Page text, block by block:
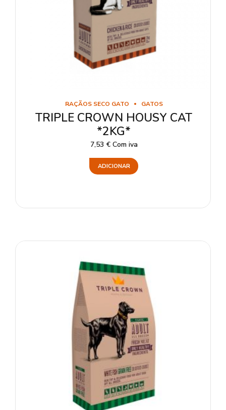
RAÇÃOS SECO GATO GATOS
TRIPLE CROWN HOUSY CAT
*2KG*
7,53 € Com iva
ADICIONAR